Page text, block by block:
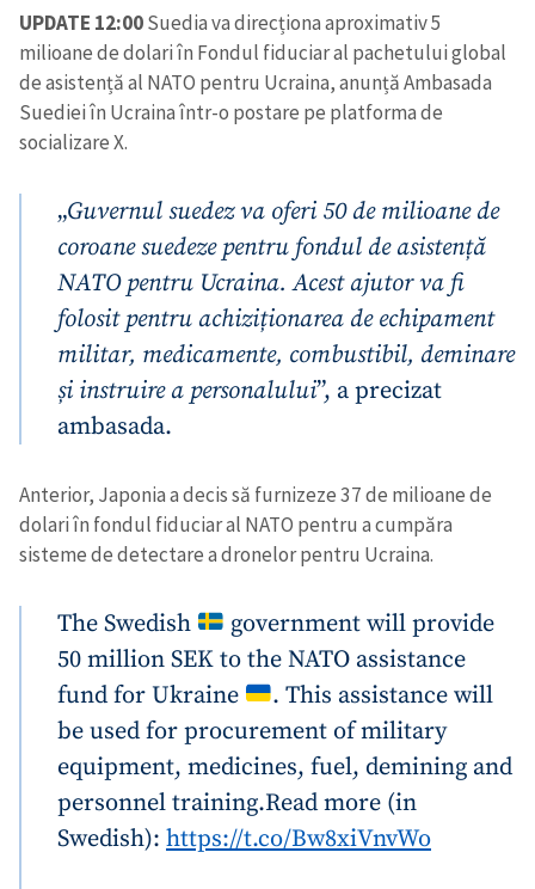
UPDATE 12:00Suedia va direcționa aproximativ 5
milioane de dolari în Fondul fiduciar al pachetului global
de asistență al NATO pentru Ucraina, anunță Ambasada
Suediei în Ucraina într-o postare pe platforma de
socializare X.
„Guvernul suedez va oferi 50 de milioane de
coroane suedeze pentru fondul de asistență
NATO pentru Ucraina. Acest ajutor va fi
folosit pentru achiziționarea de echipament
militar, medicamente, combustibil, deminare
și instruire a personalului”, a precizat
ambasada.
Anterior, Japonia a decis să furnizeze 37 de milioane de
dolari în fondul fiduciar al NATO pentru a cumpăra
sisteme de detectare a dronelor pentru Ucraina.
The Swedish
government will provide
50 million SEK to the NATO assistance
fund for Ukraine
. This assistance will
be used for procurement of military
equipment, medicines, fuel, demining and
personnel training.Read more (in
Swedish): https://t.co/Bw8xiVnvWo